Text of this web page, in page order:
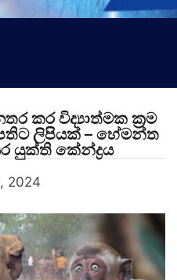
කර විද්‍යාත්මක ක්‍රම
ලිපියක් – හේමන්ත
යුක්ති කේන්ද්‍රය
2024